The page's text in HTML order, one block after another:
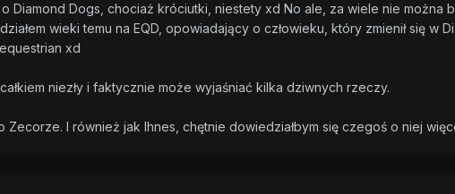
Diamond Dogs, chociaż króciutki, niestety xd No ale, za wiele nie można
wieki temu na EQD, opowiadający o człowieku, który zmienił się w
xd
niezły i faktycznie może wyjaśniać kilka dziwnych rzeczy.
Zecorze. I również jak Ihnes, chętnie dowiedziałbym się czegoś o niej